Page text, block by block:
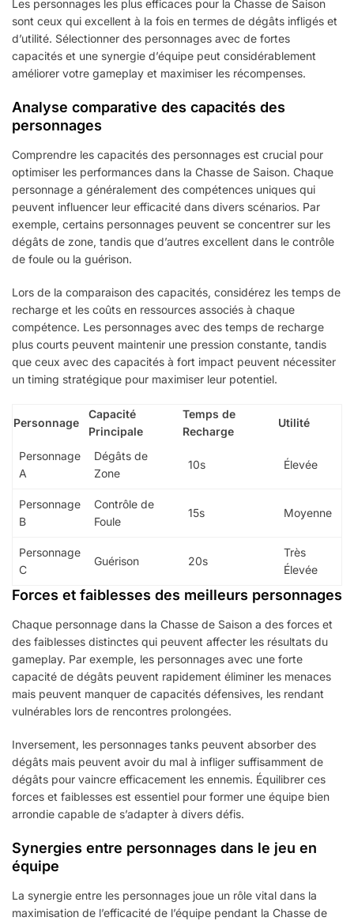
Les personnages les plus efficaces pour la Chasse de Saison
sont ceux qui excellent à la fois en termes de dégâts infligés et
d’utilité. Sélectionner des personnages avec de fortes
capacités et une synergie d’équipe peut considérablement
améliorer votre gameplay et maximiser les récompenses.
Analyse comparative des capacités des
personnages
Comprendre les capacités des personnages est crucial pour
optimiser les performances dans la Chasse de Saison. Chaque
personnage a généralement des compétences uniques qui
peuvent influencer leur efficacité dans divers scénarios. Par
exemple, certains personnages peuvent se concentrer sur les
dégâts de zone, tandis que d’autres excellent dans le contrôle
de foule ou la guérison.
Lors de la comparaison des capacités, considérez les temps de
recharge et les coûts en ressources associés à chaque
compétence. Les personnages avec des temps de recharge
plus courts peuvent maintenir une pression constante, tandis
que ceux avec des capacités à fort impact peuvent nécessiter
un timing stratégique pour maximiser leur potentiel.
Personnage
Capacité
Principale
Temps de
Recharge
Utilité
Personnage
A
Dégâts de
Zone
10s Élevée
Personnage
B
Contrôle de
Foule
15s Moyenne
Personnage
C
Guérison 20s
Très
Élevée
Forces et faiblesses des meilleurs personnages
Chaque personnage dans la Chasse de Saison a des forces et
des faiblesses distinctes qui peuvent affecter les résultats du
gameplay. Par exemple, les personnages avec une forte
capacité de dégâts peuvent rapidement éliminer les menaces
mais peuvent manquer de capacités défensives, les rendant
vulnérables lors de rencontres prolongées.
Inversement, les personnages tanks peuvent absorber des
dégâts mais peuvent avoir du mal à infliger suffisamment de
dégâts pour vaincre efficacement les ennemis. Équilibrer ces
forces et faiblesses est essentiel pour former une équipe bien
arrondie capable de s’adapter à divers défis.
Synergies entre personnages dans le jeu en
équipe
La synergie entre les personnages joue un rôle vital dans la
maximisation de l’efficacité de l’équipe pendant la Chasse de